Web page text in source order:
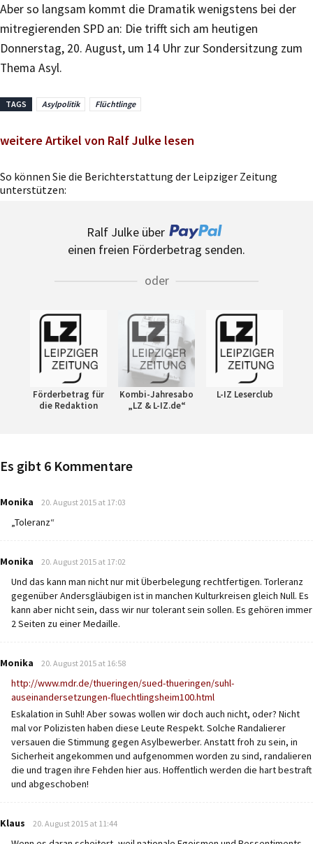
Aber so langsam kommt die Dramatik wenigstens bei der
mitregierenden SPD an: Die trifft sich am heutigen
Donnerstag, 20. August, um 14 Uhr zur Sondersitzung zum
Thema Asyl.
TAGS Asylpolitik Flüchtlinge
weitere Artikel von Ralf Julke lesen
So können Sie die Berichterstattung der Leipziger Zeitung
unterstützen:
Ralf Julke über
einen freien Förderbetrag senden.
oder
Förderbetrag für
die Redaktion
Kombi-Jahresabo
„LZ & L-IZ.de“
L-IZ Leserclub
Es gibt 6 Kommentare
Monika says:
20. August 2015 at 17:03
„Toleranz“
Monika says:
20. August 2015 at 17:02
Und das kann man nicht nur mit Überbelegung rechtfertigen. Torleranz
gegenüber Andersgläubigen ist in manchen Kulturkreisen gleich Null. Es
kann aber nicht sein, dass wir nur tolerant sein sollen. Es gehören immer
2 Seiten zu einer Medaille.
Monika says:
20. August 2015 at 16:58
http://www.mdr.de/thueringen/sued-thueringen/suhl-
auseinandersetzungen-fluechtlingsheim100.html
Eskalation in Suhl! Aber sowas wollen wir doch auch nicht, oder? Nicht
mal vor Polizisten haben diese Leute Respekt. Solche Randalierer
versauen die Stimmung gegen Asylbewerber. Anstatt froh zu sein, in
Sicherheit angekommen und aufgenommen worden zu sind, randalieren
die und tragen ihre Fehden hier aus. Hoffentlich werden die hart bestraft
und abgeschoben!
Klaus says:
20. August 2015 at 11:44